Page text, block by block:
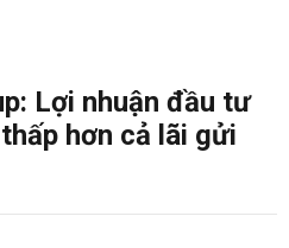
Lợi nhuận đầu tư
hơn cả lãi gửi